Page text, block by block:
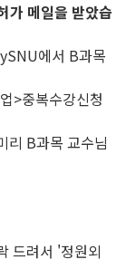
가 메일을 받았습
에서 B과목
중복수강신청
리 B과목 교수님
드려서 '정원외